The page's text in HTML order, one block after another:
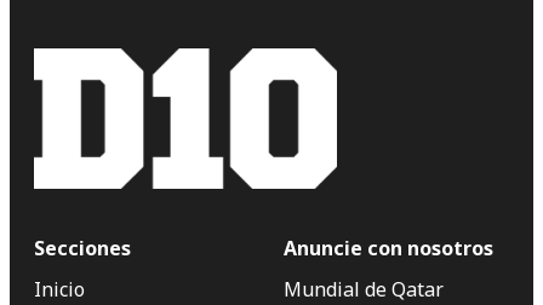
Secciones
Inicio
Anuncie con nosotros
Mundial de Qatar